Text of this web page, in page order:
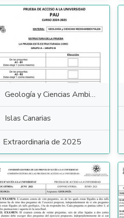
Geología y Ciencias Ambientales
Islas Canarias
Extraordinaria de 2025